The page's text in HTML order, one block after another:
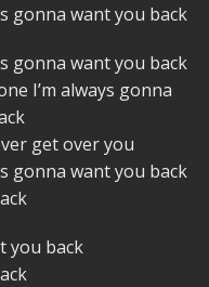
gonna want you back
gonna want you back
I’m always gonna
get over you
gonna want you back
you back